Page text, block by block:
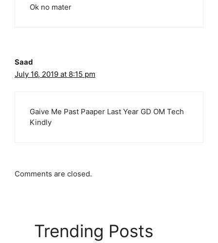
Ok no mater
Saad
July 16, 2019 at 8:15 pm
Gaive Me Past Paaper Last Year GD OM Tech
Kindly
Comments are closed.
Trending Posts